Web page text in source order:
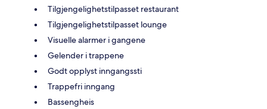
Tilgjengelighetstilpasset restaurant
Tilgjengelighetstilpasset lounge
Visuelle alarmer i gangene
Gelender i trappene
Godt opplyst inngangssti
Trappefri inngang
Bassengheis